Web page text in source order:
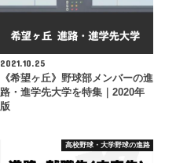
2021.10.25
《希望ヶ丘》野球部メンバーの進
路・進学先大学を特集｜2020年
版
高校野球・大学野球の進路